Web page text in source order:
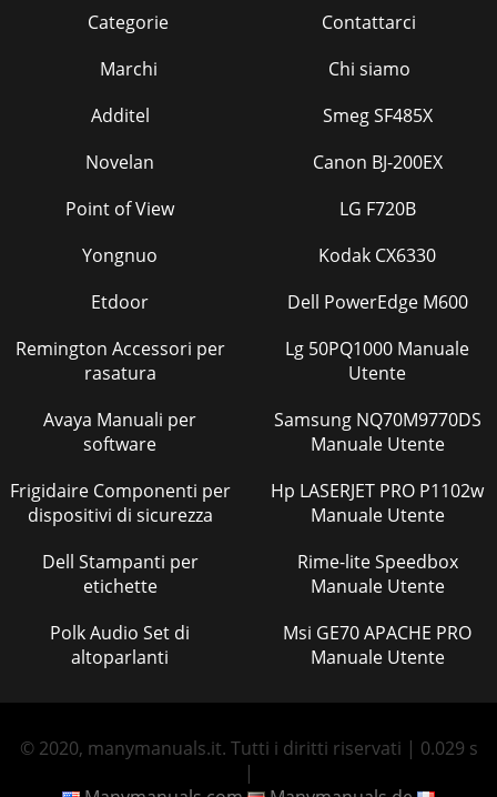
Categorie
Marchi
Contattarci
Chi siamo
Additel
Novelan
Point of View
Yongnuo
Etdoor
Remington Accessori per
rasatura
Avaya Manuali per
software
Frigidaire Componenti per
dispositivi di sicurezza
Dell Stampanti per
etichette
Polk Audio Set di
altoparlanti
Smeg SF485X
Canon BJ-200EX
LG F720B
Kodak CX6330
Dell PowerEdge M600
Lg 50PQ1000 Manuale
Utente
Samsung NQ70M9770DS
Manuale Utente
Hp LASERJET PRO P1102w
Manuale Utente
Rime-lite Speedbox
Manuale Utente
Msi GE70 APACHE PRO
Manuale Utente
© 2020, manymanuals.it. Tutti i diritti riservati | 0.029 s
|